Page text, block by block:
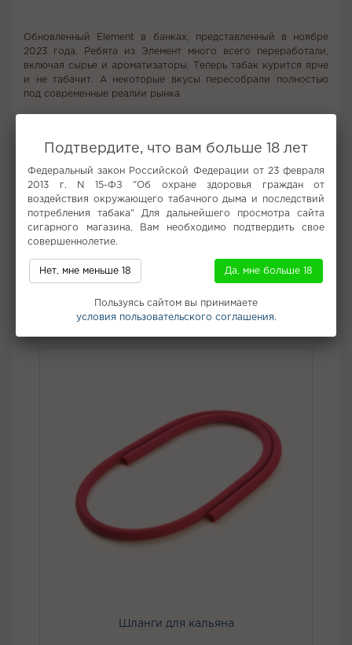
Обновленный Element в банках, представленный в ноябре
2023 года. Ребята из Элемент много всего переработали,
включая сырье и ароматизаторы. Теперь табак курится ярче
и не табачит. А некоторые вкусы пересобрали полностью
под современные реалии рынка
элементами стихии:
Воздух – легкая линейка, сырье Вирджиния. Белая банка.
Вода – средняя крепость, сырье Берли. Синяя банка.
Вкус: Леденцы, Лайм
Все вкусы табака для кальяна Element
Не забудьте купить
Шланги для кальяна
Подтвердите, что вам больше 18 лет
Федеральный закон Российской Федерации от 23 февраля
2013 г. N 15-ФЗ "Об охране здоровья граждан от
воздействия окружающего табачного дыма и последствий
потребления табака" Для дальнейшего просмотра сайта
сигарного магазина, Вам необходимо подтвердить свое
совершеннолетие.
Нет, мне меньше 18 Да, мне больше 18
Пользуясь сайтом вы принимаете
условия пользовательского соглашения.